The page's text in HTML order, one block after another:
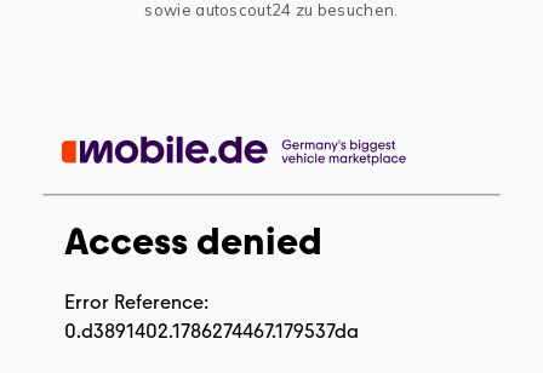
sowie autoscout24 zu besuchen.